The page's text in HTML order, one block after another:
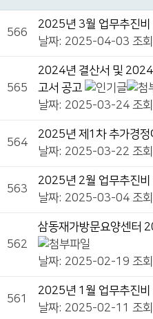
566
2025년 3월 업무추진비
날짜: 2025-04-03 조
565
2024년 결산서 및 2024
고서 공고
날짜: 2025-03-24 조
564
2025년 제1차 추가경정
날짜: 2025-03-22 조
563
2025년 2월 업무추진비
날짜: 2025-03-04 조
562
삼동재가방문요양센터
날짜: 2025-02-19 조
561
2025년 1월 업무추진비
날짜: 2025-02-11 조